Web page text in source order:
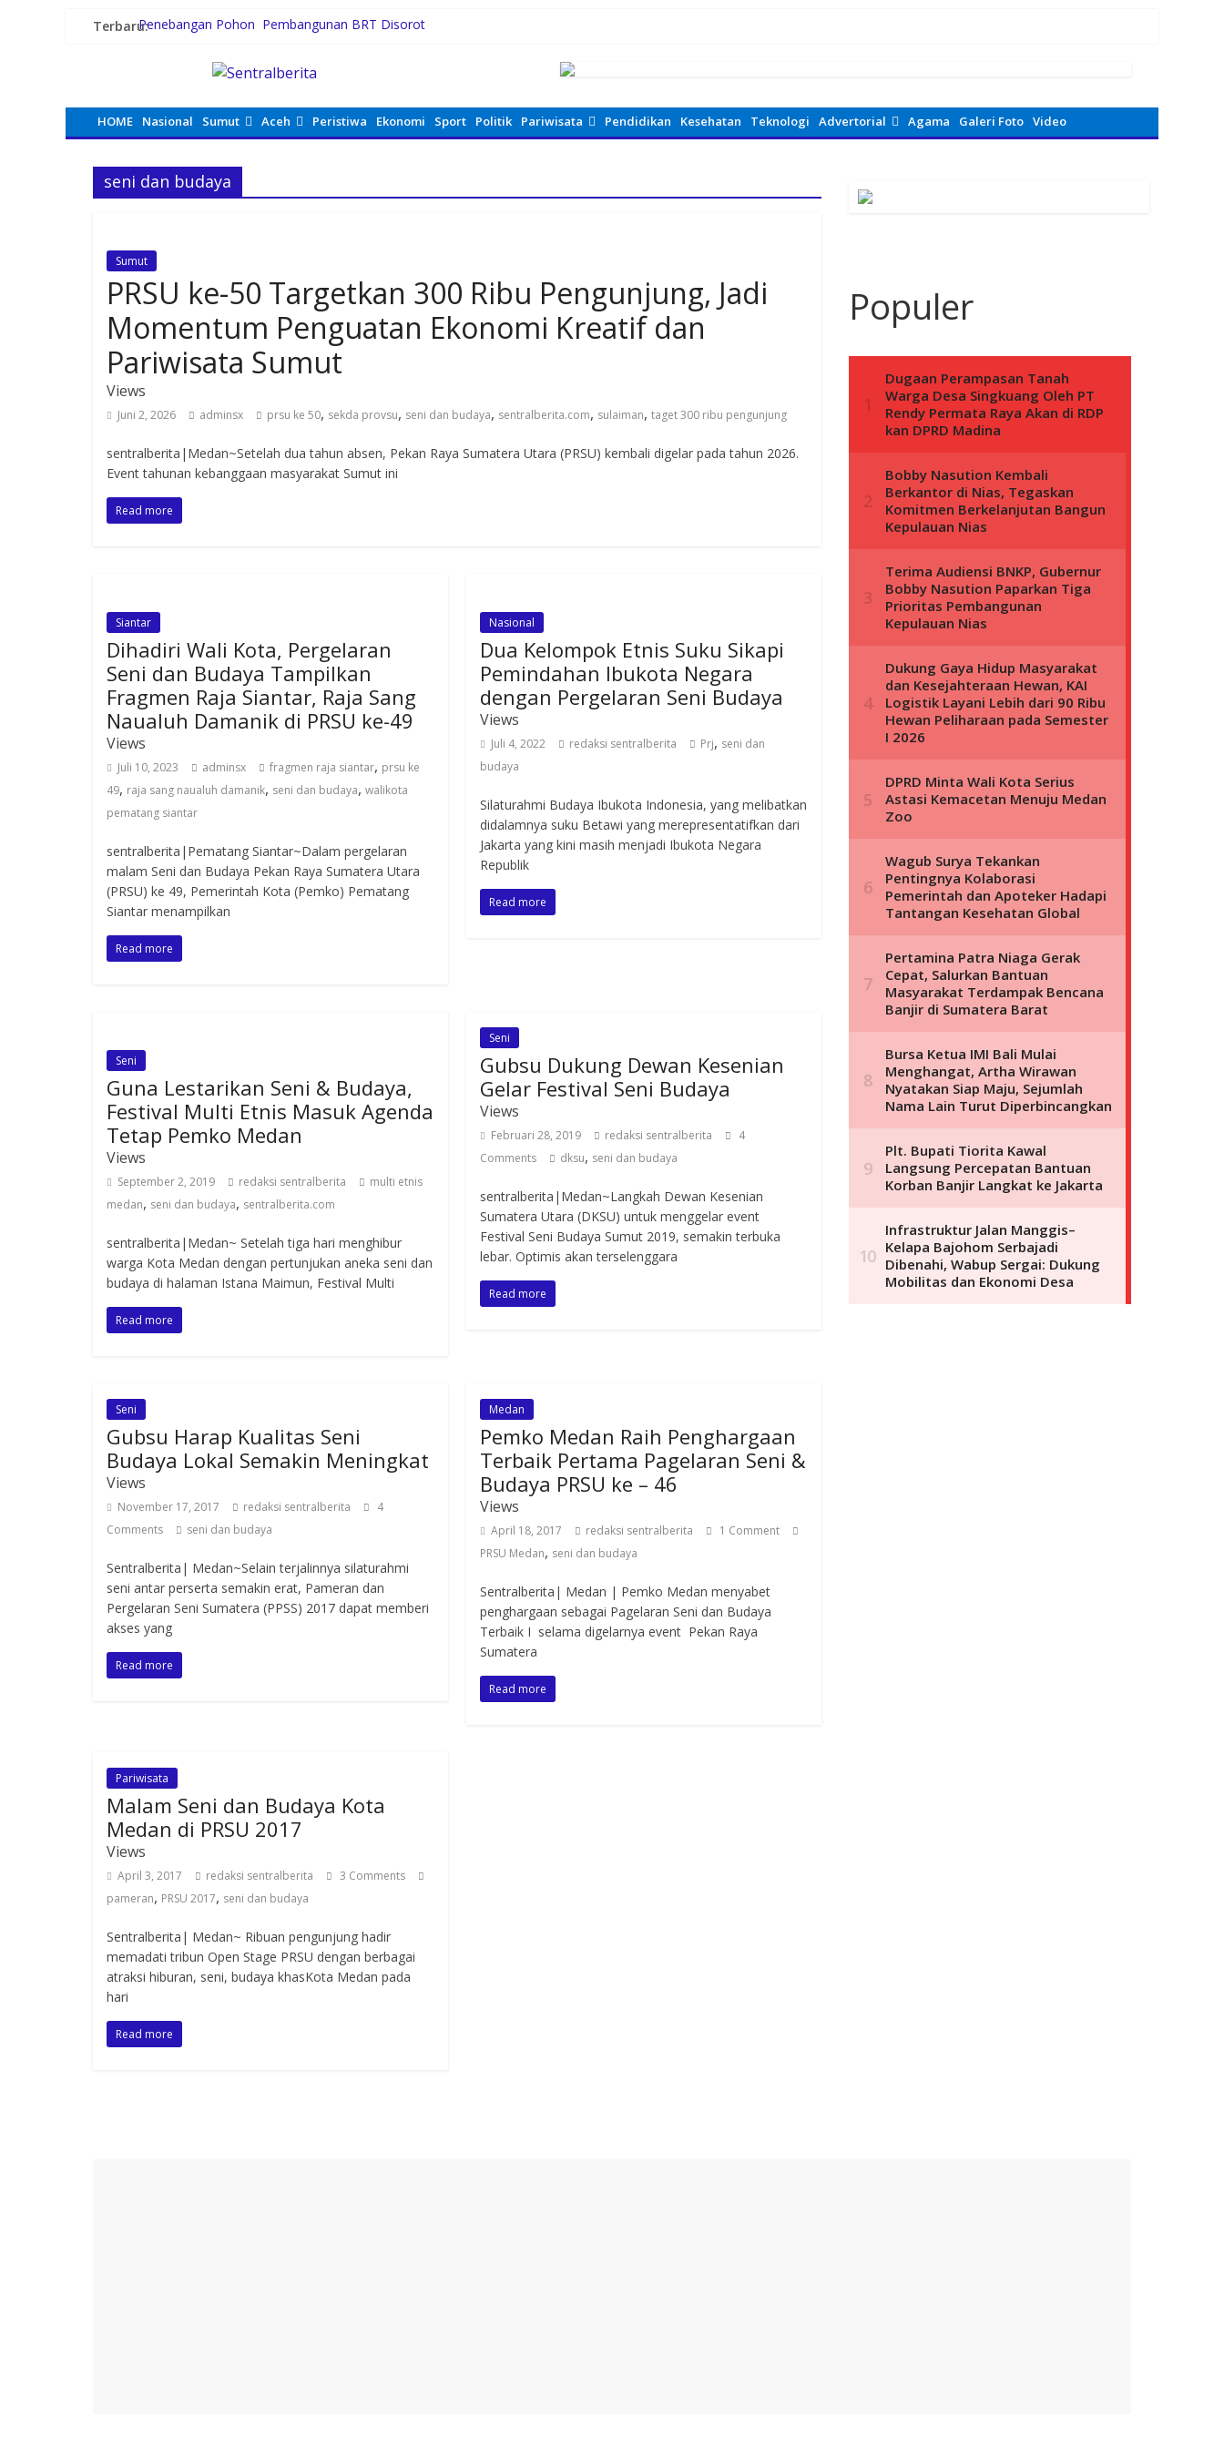
Terbaru:Penebangan Pohon Pembangunan BRT Disorot
Satres PPAPPO Polres Karo Ringkus Pemuda
Kebiasaan Finansial yang Bisa Dimulai di Usia 20-an
HOME Nasional Sumut Aceh Peristiwa Ekonomi Sport Politik Pariwisata Pendidikan Kesehatan Teknologi Advertorial Agama Galeri Foto Video
seni dan budaya
Sumut
PRSU ke-50 Targetkan 300 Ribu Pengunjung, Jadi
Momentum Penguatan Ekonomi Kreatif dan
Pariwisata Sumut
Views
Juni 2, 2026 adminsx prsu ke 50, sekda provsu, seni dan budaya, sentralberita.com, sulaiman, taget 300 ribu pengunjung
sentralberita|Medan~Setelah dua tahun absen, Pekan Raya Sumatera Utara (PRSU) kembali digelar pada tahun 2026.
Event tahunan kebanggaan masyarakat Sumut ini
Read more
Siantar
Dihadiri Wali Kota, Pergelaran
Seni dan Budaya Tampilkan
Fragmen Raja Siantar, Raja Sang
Naualuh Damanik di PRSU ke-49
Views
Juli 10, 2023 adminsx fragmen raja siantar, prsu ke
49, raja sang naualuh damanik, seni dan budaya, walikota
pematang siantar
sentralberita|Pematang Siantar~Dalam pergelaran
malam Seni dan Budaya Pekan Raya Sumatera Utara
(PRSU) ke 49, Pemerintah Kota (Pemko) Pematang
Siantar menampilkan
Read more
Nasional
Dua Kelompok Etnis Suku Sikapi
Pemindahan Ibukota Negara
dengan Pergelaran Seni Budaya
Views
Juli 4, 2022 redaksi sentralberita Prj, seni dan
budaya
Silaturahmi Budaya Ibukota Indonesia, yang melibatkan
didalamnya suku Betawi yang merepresentatifkan dari
Jakarta yang kini masih menjadi Ibukota Negara
Republik
Read more
Seni
Guna Lestarikan Seni & Budaya,
Festival Multi Etnis Masuk Agenda
Tetap Pemko Medan
Views
September 2, 2019 redaksi sentralberita
multi etnis
medan, seni dan budaya, sentralberita.com
sentralberita|Medan~ Setelah tiga hari menghibur
warga Kota Medan dengan pertunjukan aneka seni dan
budaya di halaman Istana Maimun, Festival Multi
Read more
Seni
Gubsu Dukung Dewan Kesenian
Gelar Festival Seni Budaya
Views
Februari 28, 2019 redaksi sentralberita
4
Comments
dksu, seni dan budaya
sentralberita|Medan~Langkah Dewan Kesenian
Sumatera Utara (DKSU) untuk menggelar event
Festival Seni Budaya Sumut 2019, semakin terbuka
lebar. Optimis akan terselenggara
Read more
Seni
Gubsu Harap Kualitas Seni
Budaya Lokal Semakin Meningkat
Views
November 17, 2017 redaksi sentralberita
4
Comments
seni dan budaya
Sentralberita| Medan~Selain terjalinnya silaturahmi
seni antar perserta semakin erat, Pameran dan
Pergelaran Seni Sumatera (PPSS) 2017 dapat memberi
akses yang
Read more
Medan
Pemko Medan Raih Penghargaan
Terbaik Pertama Pagelaran Seni &
Budaya PRSU ke – 46
Views
April 18, 2017 redaksi sentralberita
1 Comment
PRSU Medan, seni dan budaya
Sentralberita| Medan | Pemko Medan menyabet
penghargaan sebagai Pagelaran Seni dan Budaya
Terbaik I selama digelarnya event Pekan Raya
Sumatera
Read more
Pariwisata
Malam Seni dan Budaya Kota
Medan di PRSU 2017
Views
April 3, 2017 redaksi sentralberita
3 Comments
pameran, PRSU 2017, seni dan budaya
Sentralberita| Medan~ Ribuan pengunjung hadir
memadati tribun Open Stage PRSU dengan berbagai
atraksi hiburan, seni, budaya khasKota Medan pada
hari
Read more
Populer